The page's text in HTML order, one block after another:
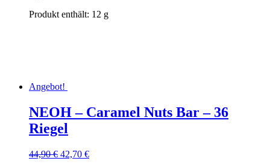
Produkt enthält: 12 g
Angebot!
NEOH – Caramel Nuts Bar – 36
Riegel
44,90€ Ursprünglicher
42,70 €Aktueller